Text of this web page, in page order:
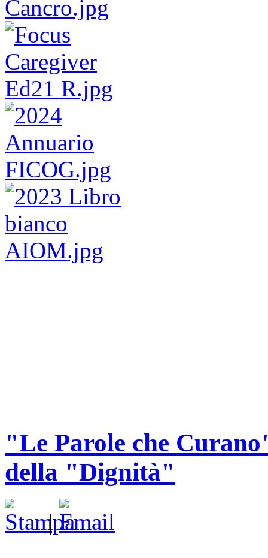
"Le Parole che
della "Dignità"
|